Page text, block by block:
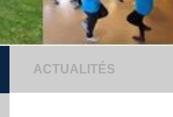
ACTUALITÉS